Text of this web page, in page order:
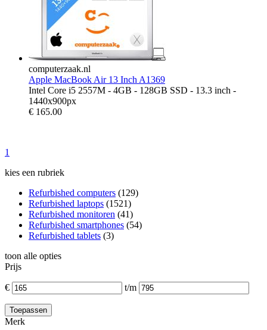
computerzaak.nl
Apple MacBook Air 13 Inch A1369
Intel Core i5 2557M - 4GB - 128GB SSD - 13.3 inch -
1440x900px
€ 165.00
1
kies een rubriek
Refurbished computers (129)
Refurbished laptops (1521)
Refurbished monitoren (41)
Refurbished smartphones (54)
Refurbished tablets (3)
toon alle opties
Prijs
€ t/m
Merk